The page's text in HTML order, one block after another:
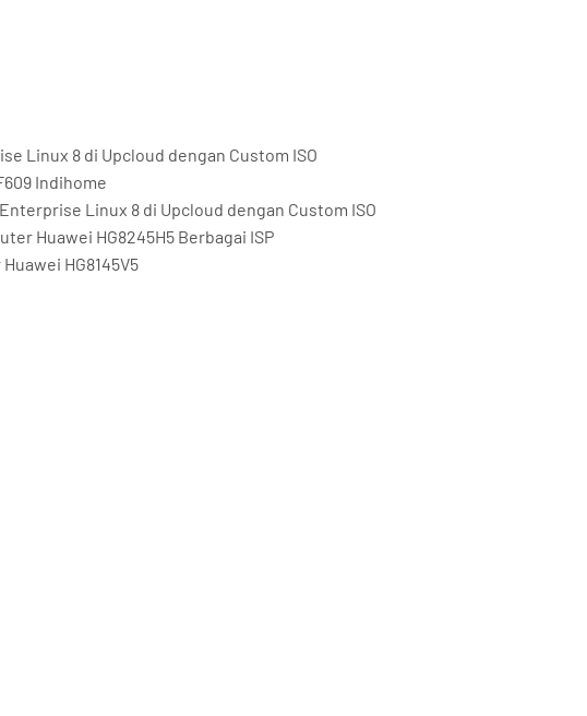
Linux 8 di Upcloud dengan Custom ISO
Indihome
Linux 8 di Upcloud dengan Custom ISO
Huawei HG8245H5 Berbagai ISP
HG8145V5